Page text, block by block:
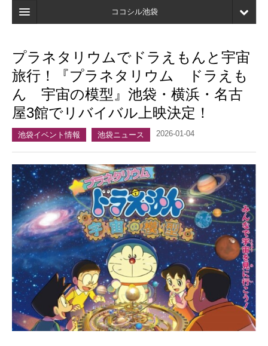
ココシル池袋
検索
店舗・施設最新情報
口コミ
マイページ
プラネタリウムでドラえもんと宇宙
旅行！『プラネタリウム ドラえも
ん 宇宙の模型』池袋・横浜・名古
屋3館でリバイバル上映決定！
池袋イベント情報 池袋ニュース 2026-01-04